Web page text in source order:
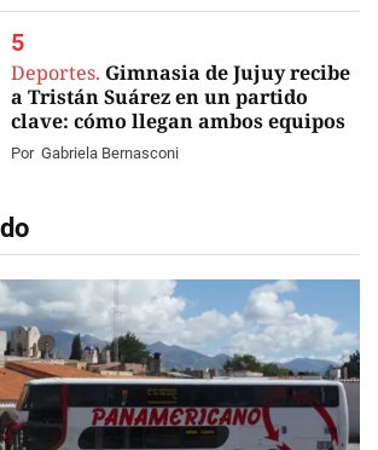
Deportes. Gimnasia de Jujuy recibe
a Tristán Suárez en un partido
clave: cómo llegan ambos equipos
Por Gabriela Bernasconi